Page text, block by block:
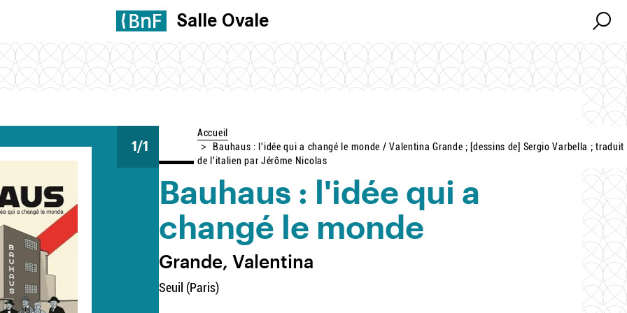
Salle Ovale Search
Search
Accueil
Bauhaus : l'idée qui a changé le monde / Valentina Grande ; [dessins de] Sergio Varbella ; traduit
de l'italien par Jérôme Nicolas
1/1
Bauhaus : l'idée qui a
changé le monde
Grande, Valentina
Seuil (Paris)